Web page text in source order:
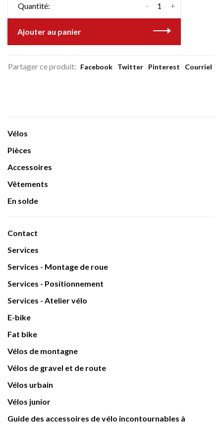
Quantité: +
-
Ajouter au panier
Partager ce produit: Facebook Twitter Pinterest Courriel
Vélos
Pièces
Accessoires
Vêtements
En solde
Contact
Services
Services - Montage de roue
Services - Positionnement
Services - Atelier vélo
E-bike
Fat bike
Vélos de montagne
Vélos de gravel et de route
Vélos urbain
Vélos junior
Guide des accessoires de vélo incontournables à